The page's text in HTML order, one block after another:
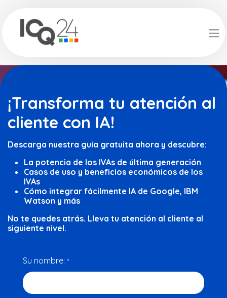
¡Transforma tu atención al
cliente con IA!
Descarga nuestra guía gratuita ahora y descubre:
La potencia de los IVAs de última generación
Casos de uso y beneficios económicos de los
IVAs
Cómo integrar fácilmente IA de Google, IBM
Watson y más
No te quedes atrás. Lleva tu atención al cliente al
siguiente nivel.
Su nombre: *